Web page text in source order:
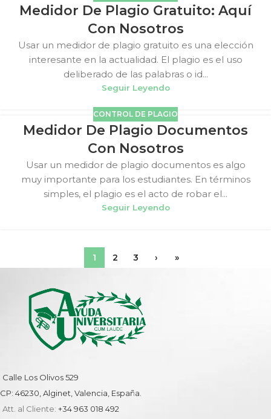
Medidor De Plagio Gratuito: Aquí
Con Nosotros
Usar un medidor de plagio gratuito es una elección
interesante en la actualidad. El plagio es el uso
deliberado de las palabras o id...
Seguir Leyendo
CONTROL DE PLAGIO
Medidor De Plagio Documentos
Con Nosotros
Usar un medidor de plagio documentos es algo
muy importante para los estudiantes. En términos
simples, el plagio es el acto de robar el...
Seguir Leyendo
1 2 3 › »
Calle Los Olivos 529
CP: 46230, Alginet, Valencia, España.
Att. al Cliente: +34 963 018 492